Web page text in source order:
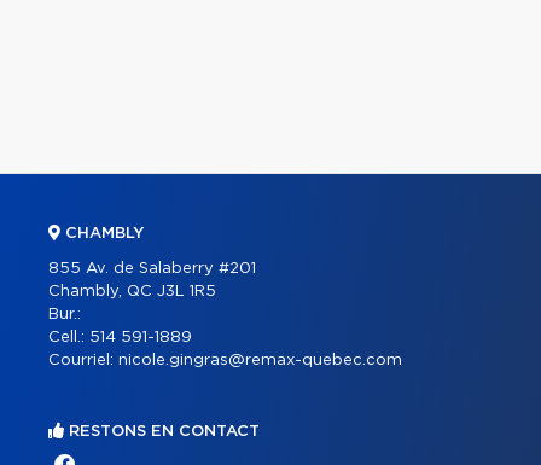
CHAMBLY
855 Av. de Salaberry #201
Chambly, QC J3L 1R5
Bur.:
Cell.: 514 591-1889
Courriel: nicole.gingras@remax-quebec.com
RESTONS EN CONTACT